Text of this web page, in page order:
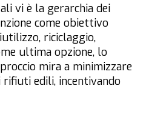
vi è la gerarchia dei
come obiettivo
riciclaggio,
ultima opzione, lo
mira a minimizzare
edili, incentivando